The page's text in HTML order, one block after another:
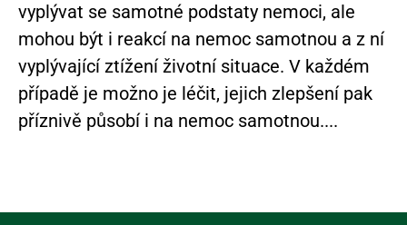
vyplývat se samotné podstaty nemoci, ale
mohou být i reakcí na nemoc samotnou a z ní
vyplývající ztížení životní situace. V každém
případě je možno je léčit, jejich zlepšení pak
příznivě působí i na nemoc samotnou.